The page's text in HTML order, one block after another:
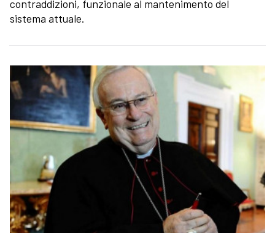
contraddizioni, funzionale al mantenimento del
sistema attuale.